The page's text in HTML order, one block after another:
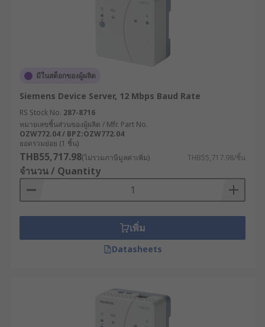
มีในสต็อกของผู้ผลิต
Siemens Device Server, 12 Mbps Baud Rate
RS Stock No. 287-8716
หมายเลขชิ้นส่วนของผู้ผลิต / Mfr. Part No.
OZW772.04 / BPZ:OZW772.04
ยอดรวมย่อย (1 ชิ้น)
THB55,717.98(ไม่รวมภาษีมูลค่าเพิ่ม) THB55,717.98/ชิ้น
จำนวน / Quantity
เพิ่ม
Datasheets